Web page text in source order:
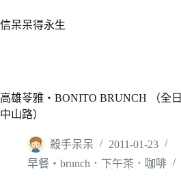
至
容
信呆呆得永生
高雄苓雅‧BONITO BRUNCH （全
中山路）
殺手呆呆
2011-01-23
早餐‧brunch．下午茶．咖啡